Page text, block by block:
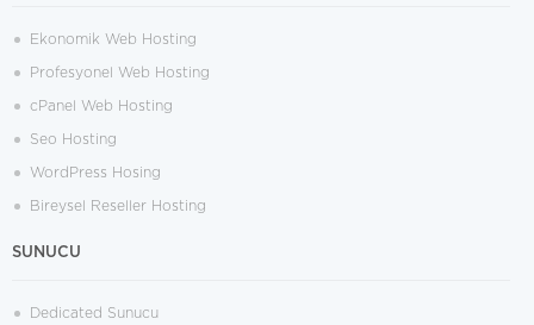
Ekonomik Web Hosting
Profesyonel Web Hosting
cPanel Web Hosting
Seo Hosting
WordPress Hosing
Bireysel Reseller Hosting
SUNUCU
Dedicated Sunucu